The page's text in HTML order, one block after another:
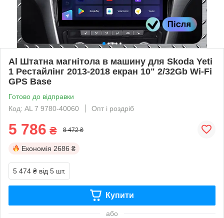
Al Штатна магнітола в машину для Skoda Yeti
1 Рестайлінг 2013-2018 екран 10" 2/32Gb Wi-Fi
GPS Base
Готово до відправки
Код: AL 7 9780-40060
Опт і роздріб
5 786 ₴ 8 472 ₴
Економія 2686 ₴
5 474 ₴ від 5 шт.
Купити
або